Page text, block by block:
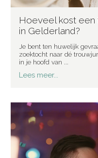
Hoeveel kost
in Gelderland?
Je bent ten huwelijk
zoektocht naar dé
in je hoofd van ...
Lees meer...